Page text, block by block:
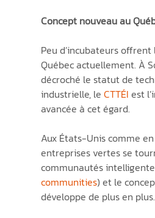
Concept nouveau au
Peu d’incubateurs
Québec actuellement. À
décroché le statut de
industrielle, le CTTÉI est
avancée à cet égard.
Aux États-Unis comme
entreprises vertes se
communautés
communities) et le
développe de plus en plus.